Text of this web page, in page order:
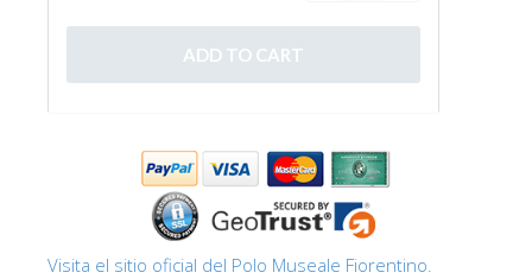
DEUTSCH
Visita el sitio oficial del Polo Museale Fiorentino.